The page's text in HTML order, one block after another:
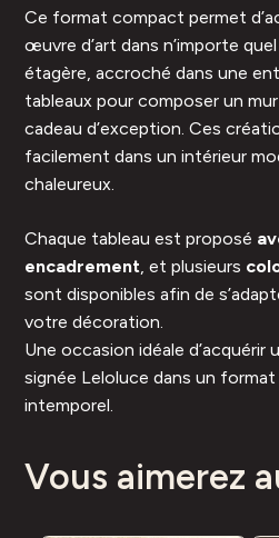
Ce format compact permet
œuvre d’art dans n’importe
étagère, accroché dans une
tableaux pour composer un
cadeau d’exception. Ces
facilement dans un intérieur
chaleureux.
Chaque tableau est proposé
encadrement, et plusieurs
sont disponibles afin de
votre décoration.
Une occasion idéale d’acquérir
signée Leloluce dans un
intemporel.
Vous aimerez